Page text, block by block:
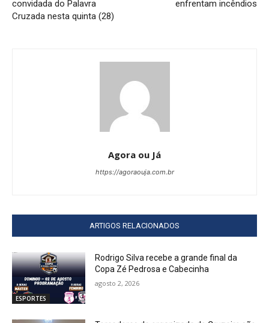
convidada do Palavra
Cruzada nesta quinta (28)
enfrentam incêndios
Agora ou Já
https://agoraouja.com.br
ARTIGOS RELACIONADOS
ESPORTES
Rodrigo Silva recebe a grande final da
Copa Zé Pedrosa e Cabecinha
agosto 2, 2026